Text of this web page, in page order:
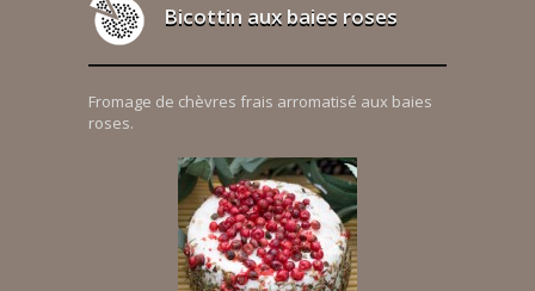
Bicottin aux baies roses
Fromage de chèvres frais arromatisé aux baies
roses.